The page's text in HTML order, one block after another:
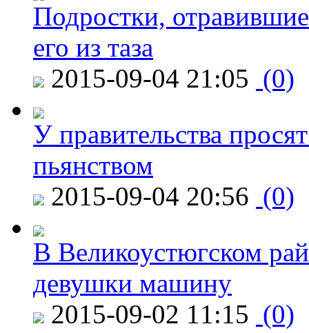
Подростки,
его из таза
2015-09-04 21:05 (0)
У правительства
пьянством
2015-09-04 20:56 (0)
В Великоустюгском
девушки машину
2015-09-02 11:15 (0)